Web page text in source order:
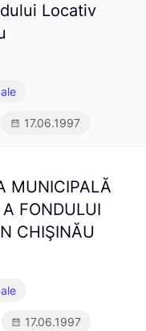
Locativ
17.06.1997
MUNICIPALĂ
FONDULUI
CHIŞINĂU
17.06.1997